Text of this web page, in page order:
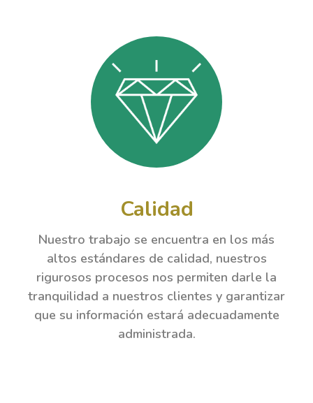
Calidad
Nuestro trabajo se encuentra en los más
altos estándares de calidad, nuestros
rigurosos procesos nos permiten darle la
tranquilidad a nuestros clientes y garantizar
que su información estará adecuadamente
administrada.